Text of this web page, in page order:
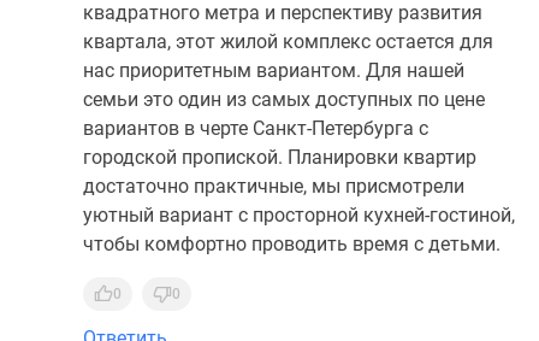
квадратного метра и перспективу развития
квартала, этот жилой комплекс остается для
нас приоритетным вариантом. Для нашей
семьи это один из самых доступных по цене
вариантов в черте Санкт-Петербурга с
городской пропиской. Планировки квартир
достаточно практичные, мы присмотрели
уютный вариант с просторной кухней-гостиной,
чтобы комфортно проводить время с детьми.
0 0